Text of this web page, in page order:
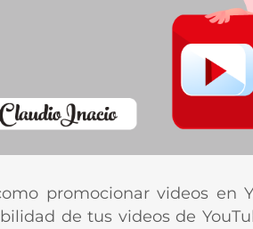
promocionar videos en
de tus videos de